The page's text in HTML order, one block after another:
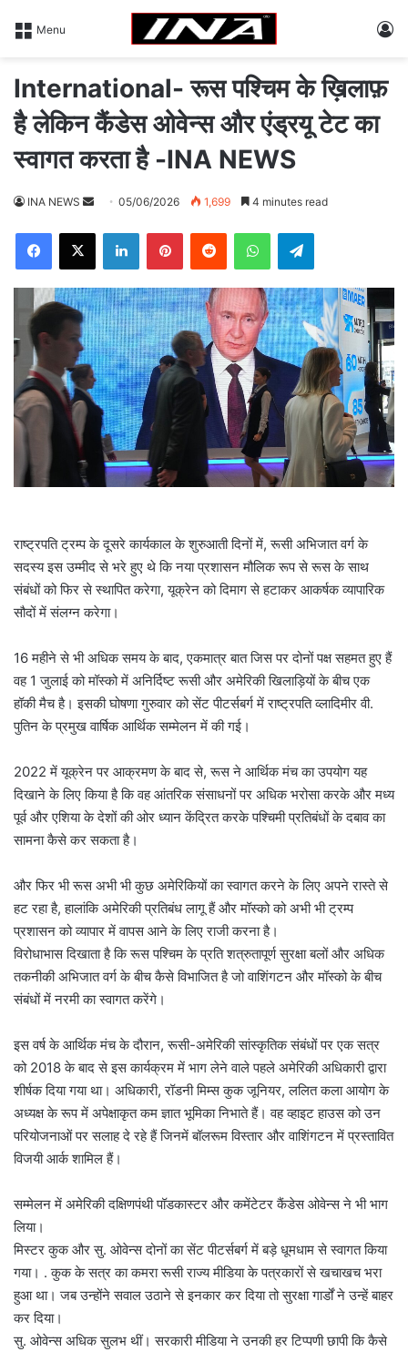
Menu
International- रूस पश्चिम के ख़िलाफ़
है लेकिन कैंडेस ओवेन्स और एंड्रयू टेट का
स्वागत करता है -INA NEWS
INA NEWS
d
a
n
e
m
a
i
05/06/2026 1,699 4 minutes read
राष्ट्रपति ट्रम्प के दूसरे कार्यकाल के शुरुआती दिनों में, रूसी अभिजात वर्ग के
सदस्य इस उम्मीद से भरे हुए थे कि नया प्रशासन मौलिक रूप से रूस के साथ
संबंधों को फिर से स्थापित करेगा, यूक्रेन को दिमाग से हटाकर आकर्षक व्यापारिक
सौदों में संलग्न करेगा।
16 महीने से भी अधिक समय के बाद, एकमात्र बात जिस पर दोनों पक्ष सहमत हुए हैं
वह 1 जुलाई को मॉस्को में अनिर्दिष्ट रूसी और अमेरिकी खिलाड़ियों के बीच एक
हॉकी मैच है। इसकी घोषणा गुरुवार को सेंट पीटर्सबर्ग में राष्ट्रपति व्लादिमीर वी.
पुतिन के प्रमुख वार्षिक आर्थिक सम्मेलन में की गई।
2022 में यूक्रेन पर आक्रमण के बाद से, रूस ने आर्थिक मंच का उपयोग यह
दिखाने के लिए किया है कि वह आंतरिक संसाधनों पर अधिक भरोसा करके और मध्य
पूर्व और एशिया के देशों की ओर ध्यान केंद्रित करके पश्चिमी प्रतिबंधों के दबाव का
सामना कैसे कर सकता है।
और फिर भी रूस अभी भी कुछ अमेरिकियों का स्वागत करने के लिए अपने रास्ते से
हट रहा है, हालांकि अमेरिकी प्रतिबंध लागू हैं और मॉस्को को अभी भी ट्रम्प
प्रशासन को व्यापार में वापस आने के लिए राजी करना है।
विरोधाभास दिखाता है कि रूस पश्चिम के प्रति शत्रुतापूर्ण सुरक्षा बलों और अधिक
तकनीकी अभिजात वर्ग के बीच कैसे विभाजित है जो वाशिंगटन और मॉस्को के बीच
संबंधों में नरमी का स्वागत करेंगे।
इस वर्ष के आर्थिक मंच के दौरान, रूसी-अमेरिकी सांस्कृतिक संबंधों पर एक सत्र
को 2018 के बाद से इस कार्यक्रम में भाग लेने वाले पहले अमेरिकी अधिकारी द्वारा
शीर्षक दिया गया था। अधिकारी, रॉडनी मिम्स कुक जूनियर, ललित कला आयोग के
अध्यक्ष के रूप में अपेक्षाकृत कम ज्ञात भूमिका निभाते हैं। वह व्हाइट हाउस को उन
परियोजनाओं पर सलाह दे रहे हैं जिनमें बॉलरूम विस्तार और वाशिंगटन में प्रस्तावित
विजयी आर्क शामिल हैं।
सम्मेलन में अमेरिकी दक्षिणपंथी पॉडकास्टर और कमेंटेटर कैंडेस ओवेन्स ने भी भाग
लिया।
मिस्टर कुक और सु. ओवेन्स दोनों का सेंट पीटर्सबर्ग में बड़े धूमधाम से स्वागत किया
गया। . कुक के सत्र का कमरा रूसी राज्य मीडिया के पत्रकारों से खचाखच भरा
हुआ था। जब उन्होंने सवाल उठाने से इनकार कर दिया तो सुरक्षा गार्डों ने उन्हें बाहर
कर दिया।
सु. ओवेन्स अधिक सुलभ थीं। सरकारी मीडिया ने उनकी हर टिप्पणी छापी कि कैसे